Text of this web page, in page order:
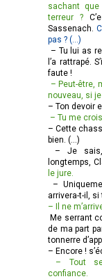
sachant
terreur ?
Sassenach.
pas ? (…)
– Tu lui as
l’a rattrapé.
faute !
– Peut-être,
nouveau, si je
– Ton devoir
– Tu me
– Cette
bien. (…)
– Je sais,
longtemps,
le jure.
–
arrivera-t-il,
– Il ne
Me serrant
de ma part
tonnerre
– Encore !
– Tout se
confiance.